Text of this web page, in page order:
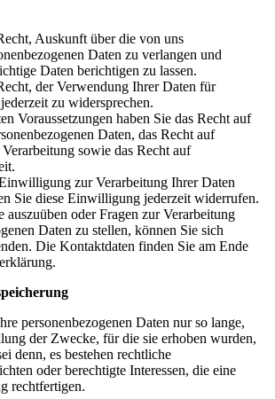
Auskunft über die von uns
Daten zu verlangen und
Daten berichtigen zu lassen.
der Verwendung Ihrer Daten für
zu widersprechen.
Voraussetzungen haben Sie das Recht auf
Daten, das Recht auf
sowie das Recht auf
zur Verarbeitung Ihrer Daten
Sie diese Einwilligung jederzeit widerrufen.
auszuüben oder Fragen zur Verarbeitung
Daten zu stellen, können Sie sich
Die Kontaktdaten finden Sie am Ende
personenbezogenen Daten nur so lange,
der Zwecke, für die sie erhoben wurden,
denn, es bestehen rechtliche
oder berechtigte Interessen, die eine
rechtfertigen.